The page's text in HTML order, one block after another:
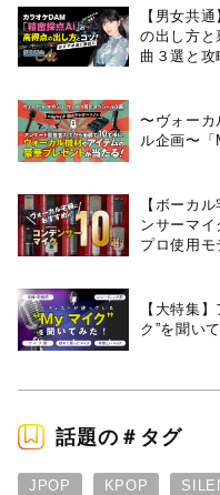
【男女共
の出し方
曲３選と攻
〜ヴォーカ
ル企画〜「
【ボーカ
ンサーマ
プロ使用
【大特集
ク”を聞い
話題の＃タグ
JPOP KPOP